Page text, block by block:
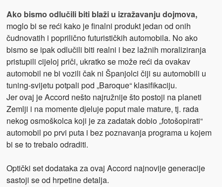
Ako bismo odlučili biti blaži u izražavanju dojmova,
moglo bi se reći kako je finalni produkt jedan od onih
čudnovatih i poprilično futurističkih automobila. No ako
bismo se ipak odlučili biti realni i bez lažnih moraliziranja
pristupili cijeloj priči, ukratko se može reći da ovakav
automobil ne bi vozili čak ni Španjolci čiji su automobili u
tuning-svijetu potpali pod „Baroque“ klasifikaciju.
Jer ovaj je Accord nešto najružnije što postoji na planeti
Zemlji i na momente djeluje poput male mature, tj. rada
nekog osmoškolca koji je za zadatak dobio „fotošopirati“
automobil po prvi puta i bez poznavanja programa u kojem
bi se to trebalo odraditi.
Optički set dodataka za ovaj Accord najnovije generacije
sastoji se od hrpetine detalja.